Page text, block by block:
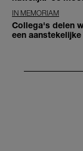
IN MEMORIAM
Collega's delen
een